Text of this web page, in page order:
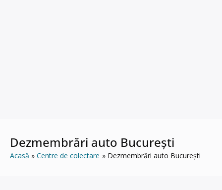
Dezmembrări auto București
Acasă Centre de colectare Dezmembrări auto București